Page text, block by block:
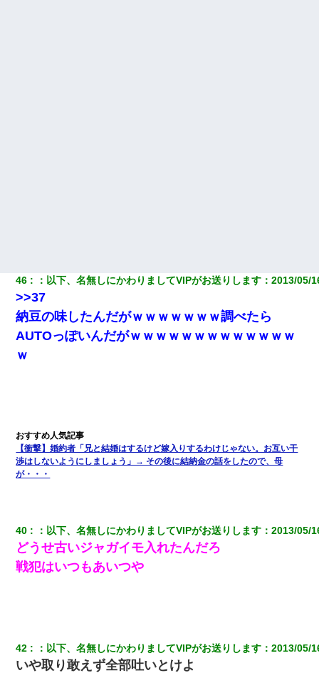
46 ： 以下、名無しにかわりましてVIPがお送りします ：2013/05/
>>37
納豆の味したんだがｗｗｗｗｗｗｗ調べたら
AUTOっぽいんだがｗｗｗｗｗｗｗｗｗｗｗｗｗ
ｗ
【衝撃】婚約者「兄と結婚はするけど嫁入りするわけじゃない。お互い干
渉はしないようにしましょう」→ その後に結納金の話をしたので、母
が・・・
40 ： 以下、名無しにかわりましてVIPがお送りします ：2013/05/
どうせ古いジャガイモ入れたんだろ
戦犯はいつもあいつや
42 ： 以下、名無しにかわりましてVIPがお送りします ：2013/05/
いや取り敢えず全部吐いとけよ